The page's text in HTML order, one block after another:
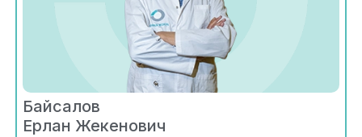
Байсалов
Ерлан Жекенович